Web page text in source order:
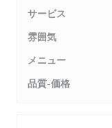
サービス
雰囲気
メニュー
品質-価格